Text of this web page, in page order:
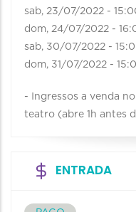
sab, 23/07/2022 -
dom, 24/07/2022 -
sab, 30/07/2022 -
dom, 31/07/2022 -
- Ingressos a venda
teatro (abre 1h antes
ENTRADA